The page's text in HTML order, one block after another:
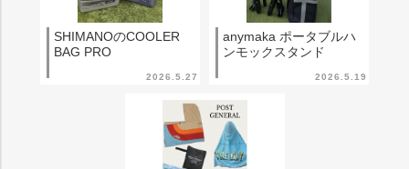
2026.5.27
SHIMANOのCOOLER
BAG PRO
2026.5.19
anymaka ポータブルハ
ンモックスタンド